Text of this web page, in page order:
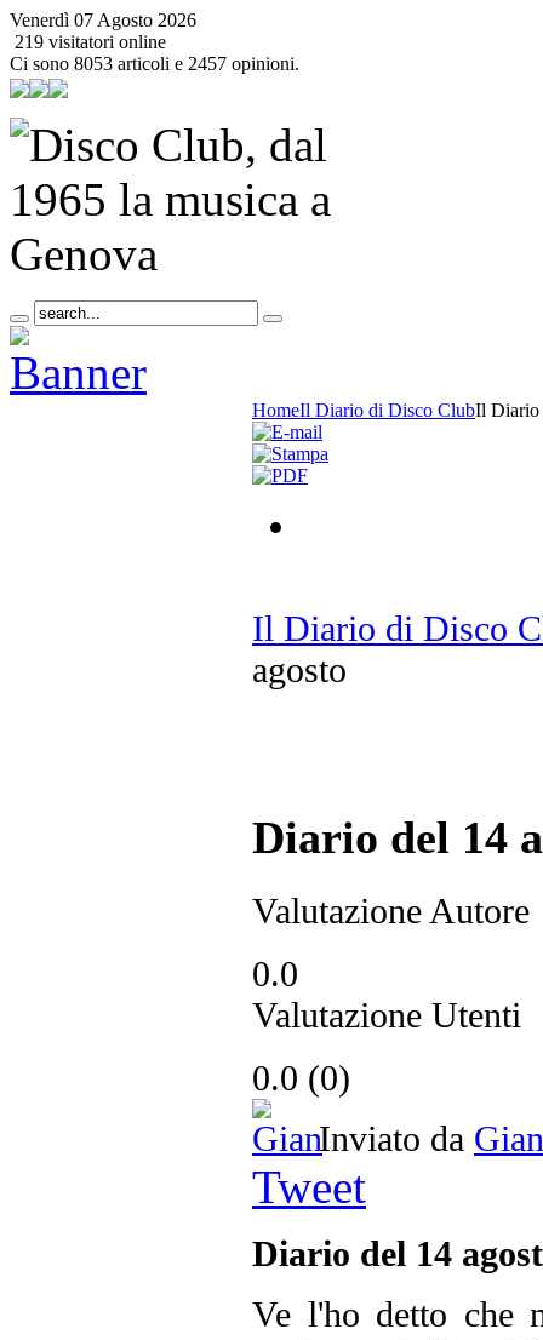
Venerdì 07 Agosto 2026
219 visitatori online
Ci sono 8053 articoli e 2457 opinioni.
HomeIl Diario di Disco ClubIl Diario
Il Diario di Disco
agosto
Diario del 14
Valutazione Autore
0.0
Valutazione Utenti
0.0 (0)
Inviato da Gian
Tweet
Diario del 14
Ve l'ho detto che